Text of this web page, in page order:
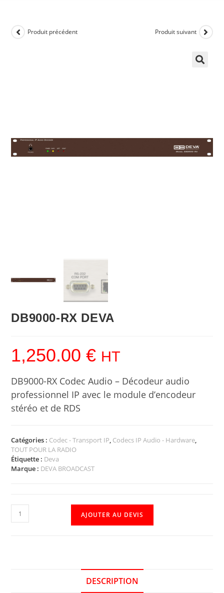
Produit précédent Produit suivant
DB9000-RX DEVA
1,250.00€ HT
DB9000-RX Codec Audio – Décodeur audio
professionnel IP avec le module d’encodeur
stéréo et de RDS
Catégories : Codec - Transport IP, Codecs IP Audio - Hardware,
TOUT POUR LA RADIO
Étiquette : Deva
Marque : DEVA BROADCAST
AJOUTER AU DEVIS
DESCRIPTION